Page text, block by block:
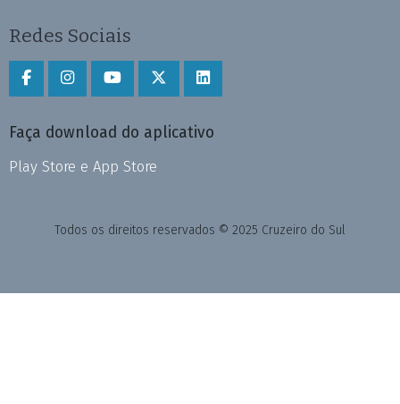
Redes Sociais
Faça download do aplicativo
Play Store e App Store
Todos os direitos reservados © 2025 Cruzeiro do Sul